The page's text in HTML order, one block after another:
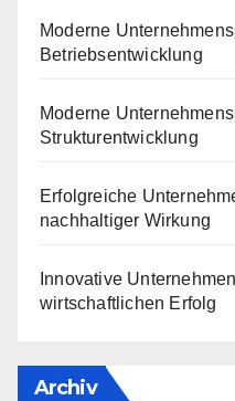
Moderne
Betriebsentwicklung
Moderne
Strukturentwicklung
Erfolgreiche
nachhaltiger Wirkung
Innovative
wirtschaftlichen Erfolg
Archiv